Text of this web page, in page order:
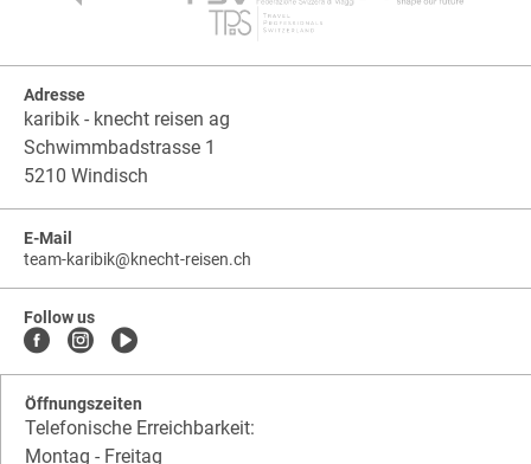
Adresse
karibik - knecht reisen ag
Schwimmbadstrasse 1
5210 Windisch
E-Mail
team-karibik@knecht-reisen.ch
Follow us
Öffnungszeiten
Telefonische Erreichbarkeit:
Montag - Freitag